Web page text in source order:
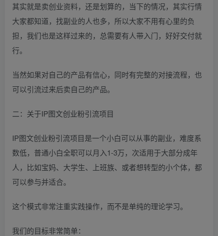
其实就是卖创业资料，还是划算的，当下的情况，其实行情
大家都知道，找副业的人也多，所以大家不用有心里的负
担，我们也是这样过来的，总需要有人带入门，好好交付就
行。
当然如果对自己的产品有信心，同时有完整的对接流程，也
可以引流过来后卖自己的产品。
二：关于IP图文创业粉引流项目
IP图文创业粉引流项目是一个小白可以从事的副业，难度系
数低，普通小白全职可以月入1-3万，次适用于大部分成年
人，比如宝妈、大学生、上班族、或者想转型的小个体，都
可以参与并适合。
这个模式非常注重实践操作，而不是单纯的理论学习。
我们的目标非常简单：